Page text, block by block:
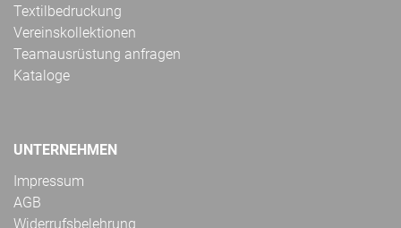
Textilbedruckung
Vereinskollektionen
Teamausrüstung anfragen
Kataloge
UNTERNEHMEN
Impressum
AGB
Widerrufsbelehrung